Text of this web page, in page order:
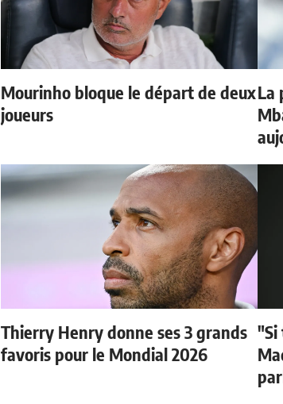
Mourinho bloque le départ de deux
joueurs
La
Thierry Henry donne ses 3 grands
favoris pour le Mondial 2026
"Si